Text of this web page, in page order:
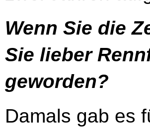
Wenn Sie die
Sie lieber
geworden?
Damals gab es